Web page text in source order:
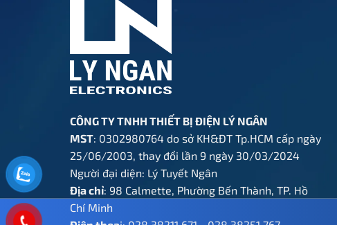
CÔNG TY TNHH THIẾT BỊ ĐIỆN LÝ NGÂN
MST: 0302980764 do sở KH&ĐT Tp.HCM cấp ngày
25/06/2003, thay đổi lần 9 ngày 30/03/2024
Người đại diện: Lý Tuyết Ngân
Địa chỉ: 98 Calmette, Phường Bến Thành, TP. Hồ
Chí Minh